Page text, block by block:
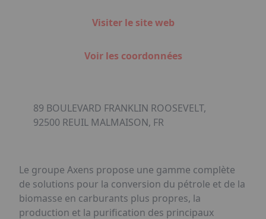
Visiter le site web
Voir les coordonnées
89 BOULEVARD FRANKLIN ROOSEVELT,
92500 REUIL MALMAISON, FR
Le groupe Axens propose une gamme complète
de solutions pour la conversion du pétrole et de la
biomasse en carburants plus propres, la
production et la purification des principaux